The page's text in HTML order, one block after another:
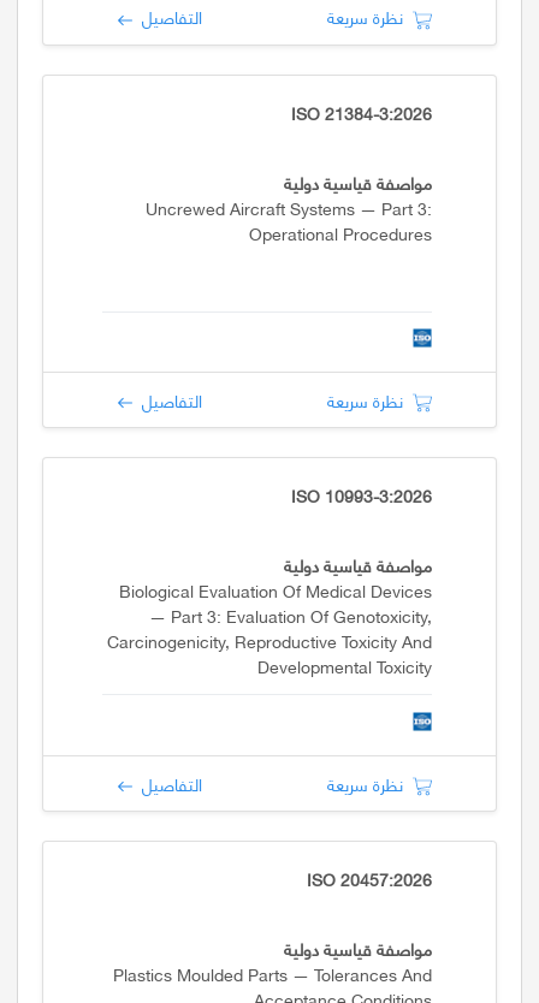
نظرة سريعة التفاصيل
ISO 21384-3:2026
مواصفة قياسية دولية
Uncrewed Aircraft Systems — Part 3:
Operational Procedures
نظرة سريعة التفاصيل
ISO 10993-3:2026
مواصفة قياسية دولية
Biological Evaluation Of Medical Devices
— Part 3: Evaluation Of Genotoxicity,
Carcinogenicity, Reproductive Toxicity And
Developmental Toxicity
نظرة سريعة التفاصيل
ISO 20457:2026
مواصفة قياسية دولية
Plastics Moulded Parts — Tolerances And